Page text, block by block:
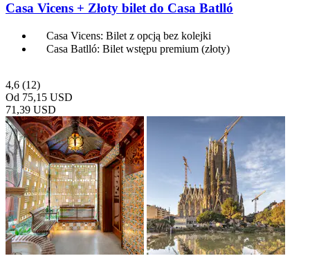
Casa Vicens + Złoty bilet do Casa Batlló
Casa Vicens: Bilet z opcją bez kolejki
Casa Batlló: Bilet wstępu premium (złoty)
4,6 (12)
Od 75,15 USD
71,39 USD